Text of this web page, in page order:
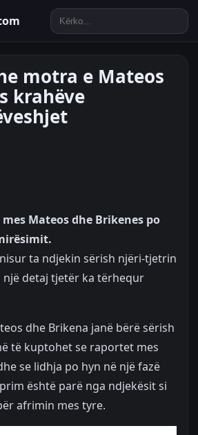
motra e Mateos
krahëve
Mateos dhe Brikenes po
ta ndjekin sërish njëri-tjetrin
një detaj tjetër ka tërhequr
dhe Brikena janë bërë sërish
të kuptohet se raportet mes
se lidhja po hyn në një fazë
është parë nga ndjekësit si
afrimin mes tyre.